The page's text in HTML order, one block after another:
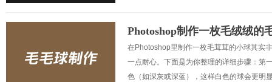
Photoshop制作一枚毛绒绒的
在Photoshop里制作一枚毛茸茸的小球其实
一点耐心。下面是为你整理的详细步骤：第
色（如深灰或深蓝），这样白色的球会更明